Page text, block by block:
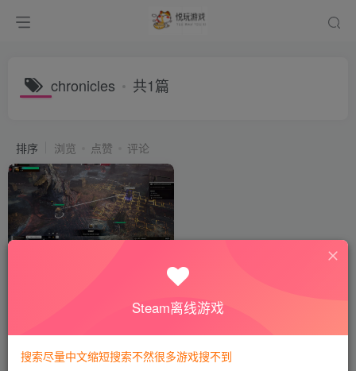
chronicles 共1篇
排序 浏览 点赞 评论
Steam离线游戏
搜索尽量中文缩短搜索不然很多游戏搜不到